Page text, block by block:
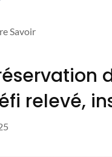
Savoir
relevé,